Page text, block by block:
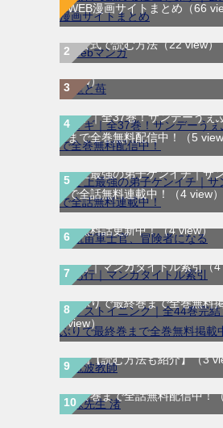
WEB漫画サイトまとめ （66
WEB漫画サイト一覧｜ブラウ
を公式で読む方法（22 view）
龍と苺｜最新刊第4巻！全巻
式マンガアプリ＿サンデーう
view）
マギ｜全37巻！サンデーうぇ
まで全巻無料配信中！
（5 view
史上最強の弟子ケンイチ｜サ
で全話無料連載中！
（4 view）
航宙軍士官、冒険者になる｜
第5巻まで無料で読めるマン
次無料話更新中！（4 view）
あ行｜マンガタイトル索引（4
ラストイニング｜全44巻完結
ぇぶりで最終巻まで全巻無料
view）
電波教師 感想レビュー｜raw
オタク教師の型破りなやり方
理由【読む方法も紹介】（3
妹先生 渚｜全5巻完結！サン
最終巻まで全話無料配信中！